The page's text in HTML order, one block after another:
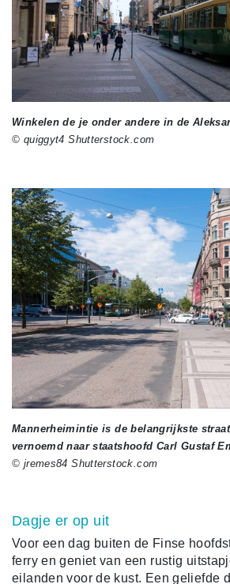
Winkelen de je onder andere in de
© quiggyt4 Shutterstock.com
Mannerheimintie is de belangrijkste
vernoemd naar staatshoofd Carl Gustaf
© jremes84 Shutterstock.com
Dagje er op uit
Voor een dag buiten de Finse
ferry en geniet van een rustig
eilanden voor de kust. Een geliefde